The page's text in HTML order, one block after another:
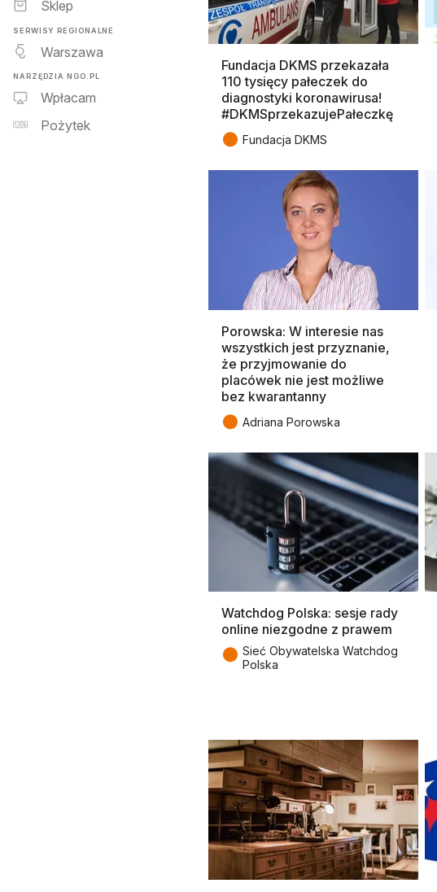
Sklep
SERWISY REGIONALNE
Warszawa
NARZĘDZIA NGO.PL
Wpłacam
Pożytek
Fundacja DKMS przekazała
110 tysięcy pałeczek do
diagnostyki koronawirusa!
#DKMSprzekazujePałeczkę
● Fundacja DKMS
Porowska: W interesie nas
wszystkich jest przyznanie,
że przyjmowanie do
placówek nie jest możliwe
bez kwarantanny
● Adriana Porowska
Watchdog Polska: sesje rady
online niezgodne z prawem
● Sieć Obywatelska Watchdog
Polska